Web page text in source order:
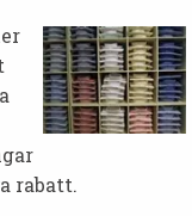
rabatt.